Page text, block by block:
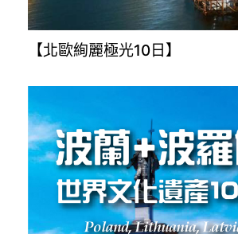
【北歐絢麗極光10日】